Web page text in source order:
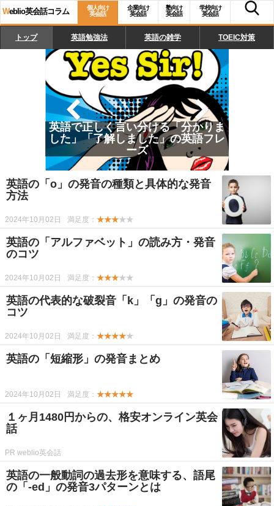
Weblio英会話コラム
個人向け
英会話
企業向け
英会話
塾向け
英会話
学校向け
英会話
トップ 英語勉強法 英語の雑学 TOEIC対策
英語で正しく言い分ける「分かりま
した」「了解しました」の英語フレ
ーズ
英語の「日付」の正しい読み方、書
き方、使い方
英語の「o」の発音の種類と具体的な発音
方法
2024年10月02日 満足度： ★★★★★
英語の「アルファベット」の読み方・発音
のコツ
2024年10月02日 満足度： ★★★★★
英語の代表的な破裂音「k」「g」の発音の
コツ
2024年10月02日 満足度： ★★★★★
英語の「短縮形」の発音まとめ
2024年10月02日 満足度： ★★★★★
１ヶ月1480円からの、格安オンライン英会
話
PR weblio英会話
英語の一般動詞の過去形を意味する、語尾
の「-ed」の発音3パターンとは